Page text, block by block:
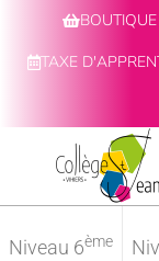
BOUTIQUE
TAXE
Niveau 6ème